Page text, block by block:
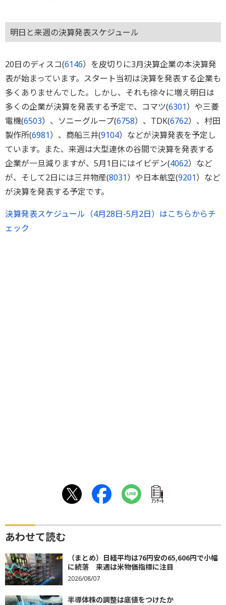
明日と来週の決算発表スケジュール
20日のディスコ(6146）を皮切りに3月決算企業の本決算発
表が始まっています。スタート当初は決算を発表する企業も
多くありませんでした。しかし、それも徐々に増え明日は
多くの企業が決算を発表する予定で、コマツ(6301）や三菱
電機(6503）、ソニーグループ(6758）、TDK(6762）、村田
製作所(6981）、商船三井(9104）などが決算発表を予定し
ています。また、来週は大型連休の谷間で決算を発表する
企業が一旦減りますが、5月1日にはイビデン(4062）など
が、そして2日には三井物産(8031）や日本航空(9201）など
が決算を発表する予定です。
決算発表スケジュール（4月28日-5月2日）はこちらからチ
ェック
ｱﾝｹｰﾄ
あわせて読む
（まとめ）日経平均は76円安の65,606円で小幅
に続落 来週は米物価指標に注目
2026/08/07
半導体株の調整は底値をつけたか